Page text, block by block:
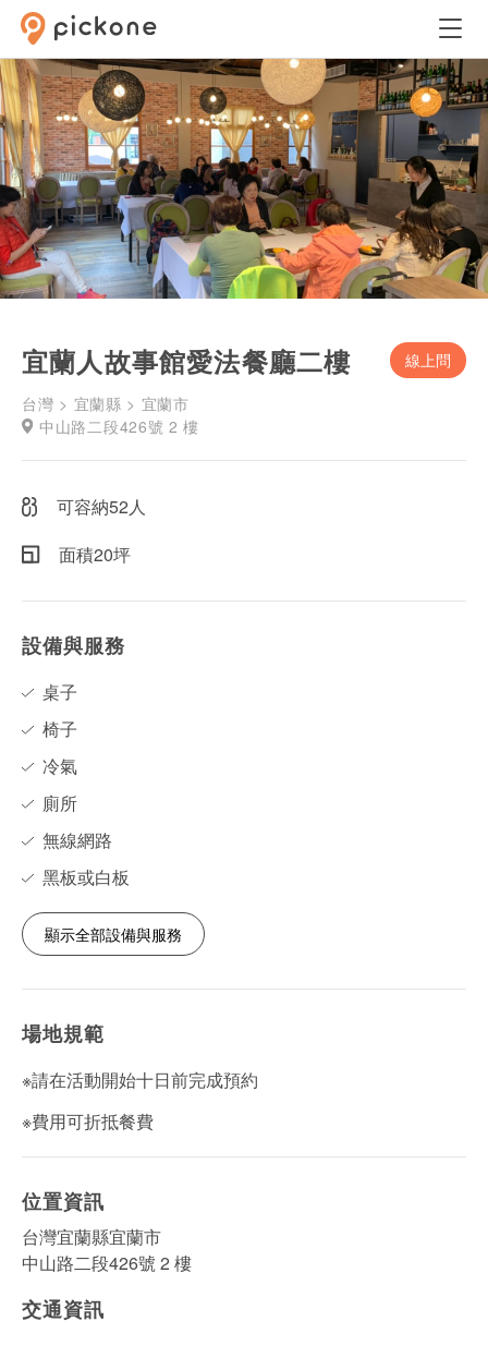
宜蘭人故事館愛法餐廳二樓
線上問
台灣 > 宜蘭縣 > 宜蘭市
中山路二段426號 2 樓
可容納52人
面積20坪
設備與服務
桌子
椅子
冷氣
廁所
無線網路
黑板或白板
顯示全部設備與服務
場地規範
※請在活動開始十日前完成預約
※費用可折抵餐費
位置資訊
台灣宜蘭縣宜蘭市
中山路二段426號 2 樓
交通資訊